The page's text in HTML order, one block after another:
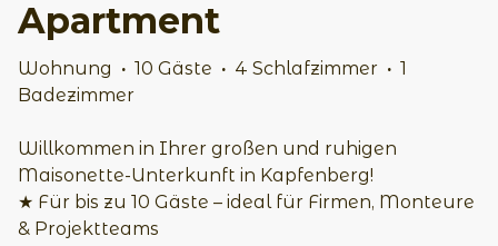
Apartment
Wohnung · 10 Gäste · 4 Schlafzimmer · 1
Badezimmer
Willkommen in Ihrer großen und ruhigen
Maisonette-Unterkunft in Kapfenberg!
★ Für bis zu 10 Gäste – ideal für Firmen, Monteure
& Projektteams